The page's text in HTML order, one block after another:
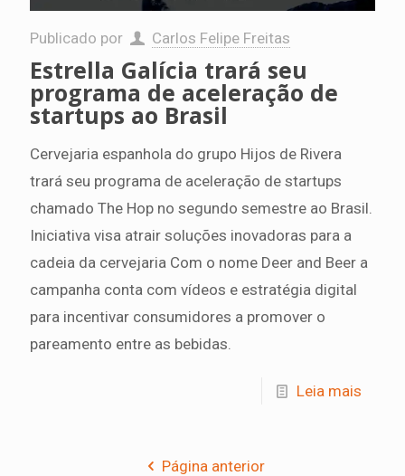
Publicado por Carlos Felipe Freitas
Estrella Galícia trará seu
programa de aceleração de
startups ao Brasil
Cervejaria espanhola do grupo Hijos de Rivera
trará seu programa de aceleração de startups
chamado The Hop no segundo semestre ao Brasil.
Iniciativa visa atrair soluções inovadoras para a
cadeia da cervejaria Com o nome Deer and Beer a
campanha conta com vídeos e estratégia digital
para incentivar consumidores a promover o
pareamento entre as bebidas.
Leia mais
Página anterior